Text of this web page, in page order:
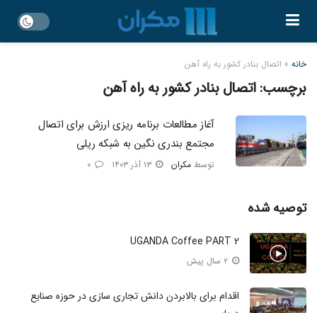
خانه » اتصال بنادر کشور به راه آهن
برچسب:اتصال بنادر کشور به راه آهن
آغاز مطالعات برنامه ریزی ارزش برای اتصال
مجتمع بندری نگین به شبکه ریلی
توسط مکران
توصیه شده
UGANDA Coffee PART 2
اقدام برای بالابردن دانش تجاری سازی در حوزه صنایع